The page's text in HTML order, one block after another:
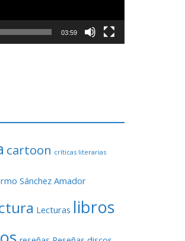
03:59
cartoon críticas literarias
Sánchez Amador
Lecturas libros